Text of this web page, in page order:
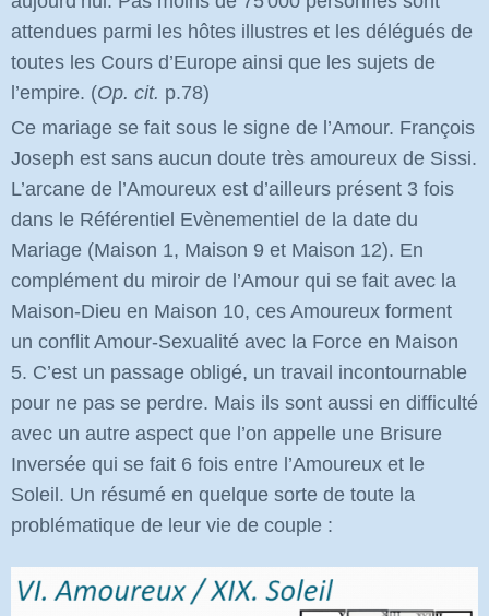
attendues parmi les hôtes illustres et les délégués de
toutes les Cours d’Europe ainsi que les sujets de
l’empire. (Op. cit. p.78)
Ce mariage se fait sous le signe de l’Amour. François
Joseph est sans aucun doute très amoureux de Sissi.
L’arcane de l’Amoureux est d’ailleurs présent 3 fois
dans le Référentiel Evènementiel de la date du
Mariage (Maison 1, Maison 9 et Maison 12). En
complément du miroir de l’Amour qui se fait avec la
Maison-Dieu en Maison 10, ces Amoureux forment
un conflit Amour-Sexualité avec la Force en Maison
5. C’est un passage obligé, un travail incontournable
pour ne pas se perdre. Mais ils sont aussi en difficulté
avec un autre aspect que l’on appelle une Brisure
Inversée qui se fait 6 fois entre l’Amoureux et le
Soleil. Un résumé en quelque sorte de toute la
problématique de leur vie de couple :